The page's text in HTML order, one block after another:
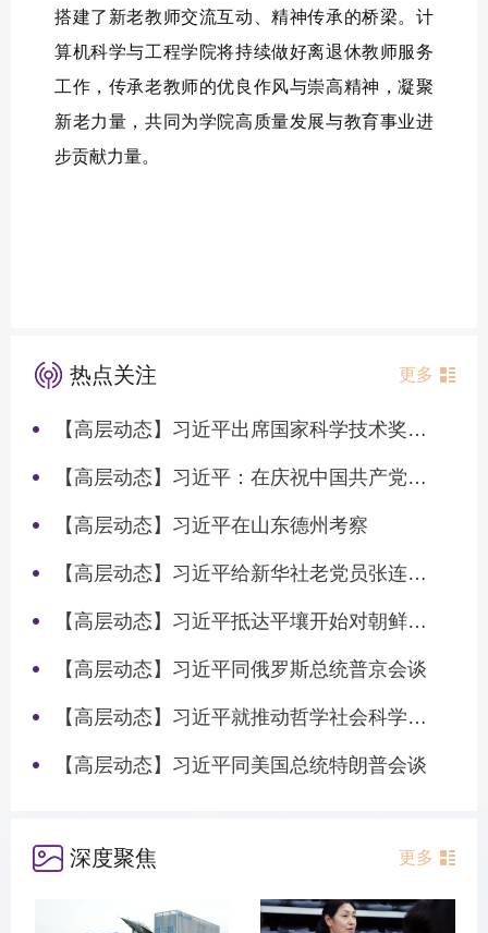
搭建了新老教师交流互动、精神传承的桥梁。计
算机科学与工程学院将持续做好离退休教师服务
工作，传承老教师的优良作风与崇高精神，凝聚
新老力量，共同为学院高质量发展与教育事业进
步贡献力量。
热点关注 更多
【高层动态】习近平出席国家科学技术奖励大会两院院士大会中国科协第十一次全国代表大会并发表重要讲话
【高层动态】习近平：在庆祝中国共产党成立105周年大会上的讲话
【高层动态】习近平在山东德州考察
【高层动态】习近平给新华社老党员张连生回信强调 传承红色基因 在新征程上书写优异答卷
【高层动态】习近平抵达平壤开始对朝鲜进行国事访问
【高层动态】习近平同俄罗斯总统普京会谈
【高层动态】习近平就推动哲学社会科学高质量发展作出重要指示
【高层动态】习近平同美国总统特朗普会谈
深度聚焦 更多